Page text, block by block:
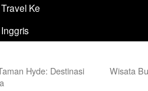
Travel Ke
Inggris
Hyde: Destinasi
Wisata